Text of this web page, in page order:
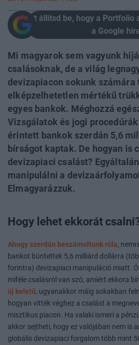
Itt állítsd be, hogy a
a Google
Mi magyarok sem vagyunk
csalásoknak, de a világ
devizapiacon sokunk számára
elképzelhetetlen mértékű
egyes bankok. Méghozzá
Vizsgálatok és jogi
érintett bankok szerdán 5,6
bírságot kaptak. De hogyan is
devizapiaci csalást?
manipulálni a
Elmagyarázzuk.
Hogy lehet ekkorát
Ahogy szerdán beszámoltunk róla,
bankot büntettek 5,6 milliárd dollárra
forintra) devizapiaci manipuláció miatt.
miféle csalásról van szó, amiért ekkora
új keletű, ugyanakkor máig sokakban
hogyan vitték véghez a csalást a
misztikus piacon. Ha valaki ismeri a
akkor sejtheti, hogy ez valójában nem is
globális devizapiaci forgalom több mint